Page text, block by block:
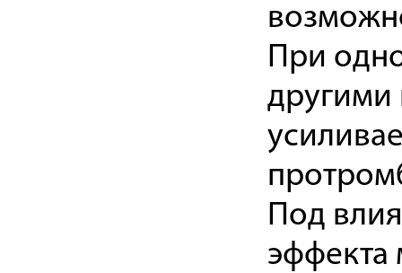
При
другими
Под
эффекта